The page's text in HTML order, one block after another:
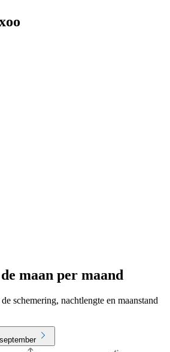
maan per maand
schemering, nachtlengte en maanstand
september